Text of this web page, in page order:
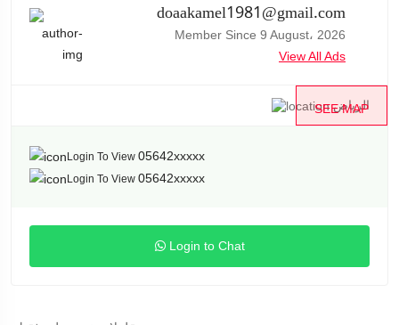
doaakamel1981@gmail.com
Member Since 9 August، 2026
View All Ads
SEE MAP
الرياض
Login To View 05642xxxxx
Login To View 05642xxxxx
Login to Chat